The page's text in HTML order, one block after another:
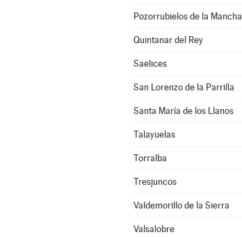
Pozorrubielos de la Mancha
Quintanar del Rey
Saelices
San Lorenzo de la Parrilla
Santa María de los Llanos
Talayuelas
Torralba
Tresjuncos
Valdemorillo de la Sierra
Valsalobre